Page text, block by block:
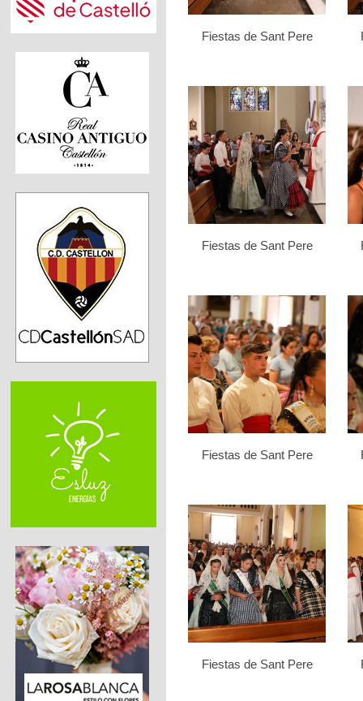
Fiestas de Sant Pere
Fiestas de Sant Pere
Fiestas de Sant Pere
Fiestas de Sant Pere